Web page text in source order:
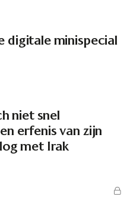
digitale minispecial
niet snel
erfenis van zijn
met Irak